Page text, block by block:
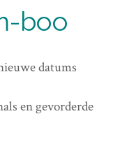
boo
datums
en gevorderde